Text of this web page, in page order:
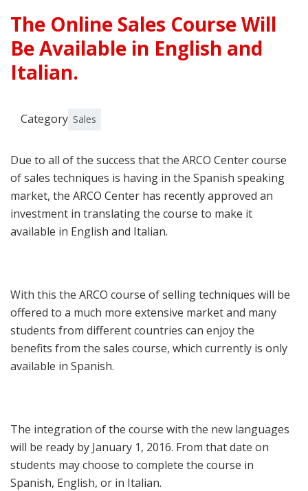
The Online Sales Course Will
Be Available in English and
Italian.
Category Sales
Due to all of the success that the ARCO Center course
of sales techniques is having in the Spanish speaking
market, the ARCO Center has recently approved an
investment in translating the course to make it
available in English and Italian.
With this the ARCO course of selling techniques will be
offered to a much more extensive market and many
students from different countries can enjoy the
benefits from the sales course, which currently is only
available in Spanish.
The integration of the course with the new languages
will be ready by January 1, 2016. From that date on
students may choose to complete the course in
Spanish, English, or in Italian.